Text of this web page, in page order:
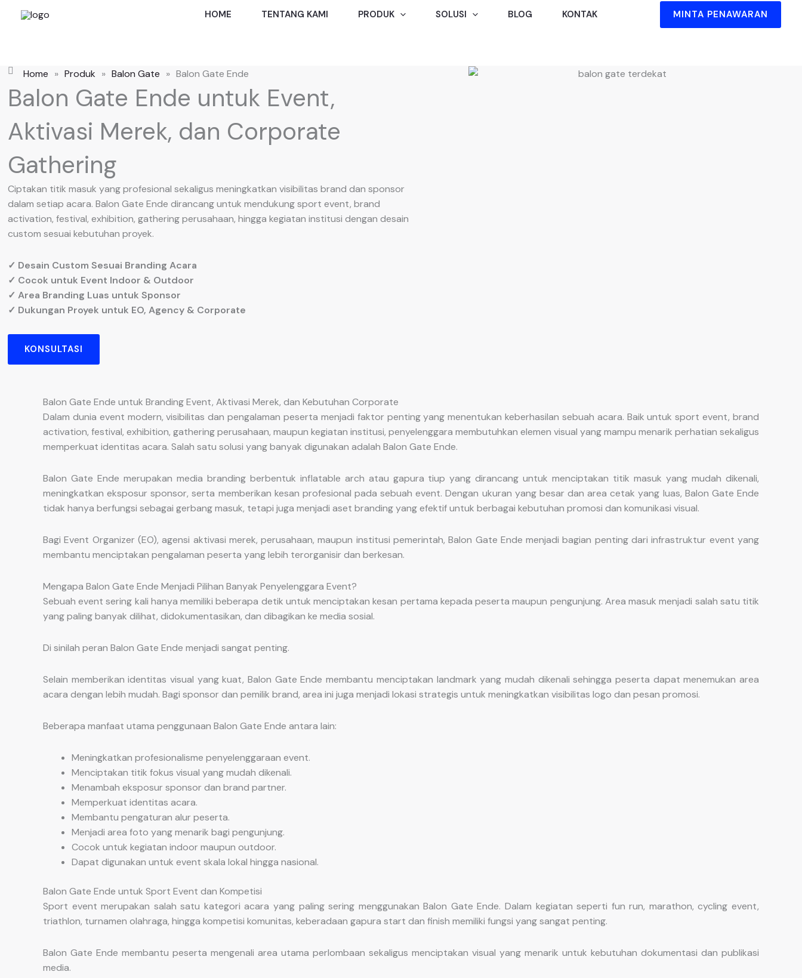
HOME TENTANG KAMI PRODUK SOLUSI BLOG KONTAK MINTA PENAWARAN
Home » Produk » Balon Gate » Balon Gate Ende
Balon Gate Ende untuk Event,
Aktivasi Merek, dan Corporate
Gathering
Ciptakan titik masuk yang profesional sekaligus meningkatkan visibilitas brand dan sponsor
dalam setiap acara. Balon Gate Ende dirancang untuk mendukung sport event, brand
activation, festival, exhibition, gathering perusahaan, hingga kegiatan institusi dengan desain
custom sesuai kebutuhan proyek.
✓ Desain Custom Sesuai Branding Acara
✓ Cocok untuk Event Indoor & Outdoor
✓ Area Branding Luas untuk Sponsor
✓ Dukungan Proyek untuk EO, Agency & Corporate
KONSULTASI
Balon Gate Ende untuk Branding Event, Aktivasi Merek, dan Kebutuhan Corporate
Dalam dunia event modern, visibilitas dan pengalaman peserta menjadi faktor penting yang menentukan keberhasilan sebuah acara. Baik untuk sport event, brand
activation, festival, exhibition, gathering perusahaan, maupun kegiatan institusi, penyelenggara membutuhkan elemen visual yang mampu menarik perhatian sekaligus
memperkuat identitas acara. Salah satu solusi yang banyak digunakan adalah Balon Gate Ende.
Balon Gate Ende merupakan media branding berbentuk inflatable arch atau gapura tiup yang dirancang untuk menciptakan titik masuk yang mudah dikenali,
meningkatkan eksposur sponsor, serta memberikan kesan profesional pada sebuah event. Dengan ukuran yang besar dan area cetak yang luas, Balon Gate Ende
tidak hanya berfungsi sebagai gerbang masuk, tetapi juga menjadi aset branding yang efektif untuk berbagai kebutuhan promosi dan komunikasi visual.
Bagi Event Organizer (EO), agensi aktivasi merek, perusahaan, maupun institusi pemerintah, Balon Gate Ende menjadi bagian penting dari infrastruktur event yang
membantu menciptakan pengalaman peserta yang lebih terorganisir dan berkesan.
Mengapa Balon Gate Ende Menjadi Pilihan Banyak Penyelenggara Event?
Sebuah event sering kali hanya memiliki beberapa detik untuk menciptakan kesan pertama kepada peserta maupun pengunjung. Area masuk menjadi salah satu titik
yang paling banyak dilihat, didokumentasikan, dan dibagikan ke media sosial.
Di sinilah peran Balon Gate Ende menjadi sangat penting.
Selain memberikan identitas visual yang kuat, Balon Gate Ende membantu menciptakan landmark yang mudah dikenali sehingga peserta dapat menemukan area
acara dengan lebih mudah. Bagi sponsor dan pemilik brand, area ini juga menjadi lokasi strategis untuk meningkatkan visibilitas logo dan pesan promosi.
Beberapa manfaat utama penggunaan Balon Gate Ende antara lain:
Meningkatkan profesionalisme penyelenggaraan event.
Menciptakan titik fokus visual yang mudah dikenali.
Menambah eksposur sponsor dan brand partner.
Memperkuat identitas acara.
Membantu pengaturan alur peserta.
Menjadi area foto yang menarik bagi pengunjung.
Cocok untuk kegiatan indoor maupun outdoor.
Dapat digunakan untuk event skala lokal hingga nasional.
Balon Gate Ende untuk Sport Event dan Kompetisi
Sport event merupakan salah satu kategori acara yang paling sering menggunakan Balon Gate Ende. Dalam kegiatan seperti fun run, marathon, cycling event,
triathlon, turnamen olahraga, hingga kompetisi komunitas, keberadaan gapura start dan finish memiliki fungsi yang sangat penting.
Balon Gate Ende membantu peserta mengenali area utama perlombaan sekaligus menciptakan visual yang menarik untuk kebutuhan dokumentasi dan publikasi
media.